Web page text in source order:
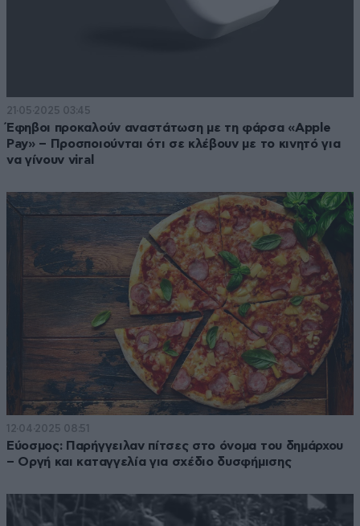
21·05·2025 03:45
Έφηβοι προκαλούν αναστάτωση με τη φάρσα «Apple
Pay» – Προσποιούνται ότι σε κλέβουν με το κινητό για
να γίνουν viral
12·04·2025 08:51
Εύοσμος: Παρήγγειλαν πίτσες στο όνομα του δημάρχου
– Οργή και καταγγελία για σχέδιο δυσφήμισης